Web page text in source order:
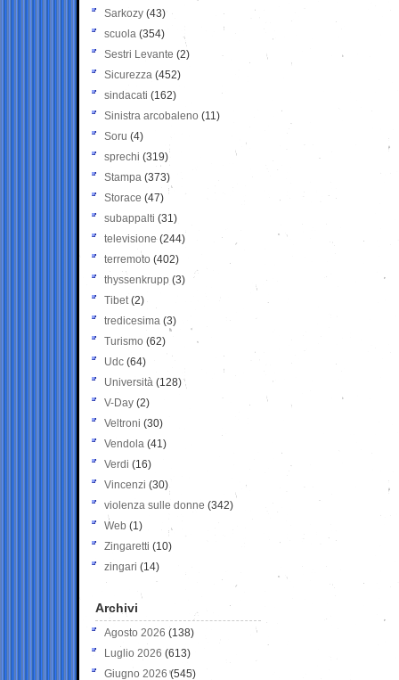
Sarkozy (43)
scuola (354)
Sestri Levante (2)
Sicurezza (452)
sindacati (162)
Sinistra arcobaleno (11)
Soru (4)
sprechi (319)
Stampa (373)
Storace (47)
subappalti (31)
televisione(244)
terremoto (402)
thyssenkrupp (3)
Tibet(2)
tredicesima (3)
Turismo (62)
Udc (64)
Università (128)
V-Day (2)
Veltroni (30)
Vendola (41)
Verdi (16)
Vincenzi (30)
violenza sulle donne (342)
Web (1)
Zingaretti (10)
zingari (14)
Archivi
Agosto 2026 (138)
Luglio 2026 (613)
Giugno 2026 (545)